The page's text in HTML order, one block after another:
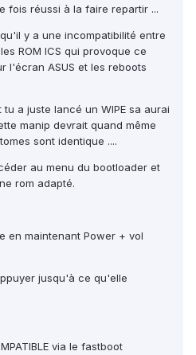
fois réussi à la faire repartir ...
y a une incompatibilité entre
ROM ICS qui provoque ce
l'écran ASUS et les reboots
a juste lancé un WIPE sa aurai
manip devrait quand même
sont identique ....
au menu du bootloader et
rom adapté.
en maintenant Power + vol
jusqu'à ce qu'elle
via le fastboot